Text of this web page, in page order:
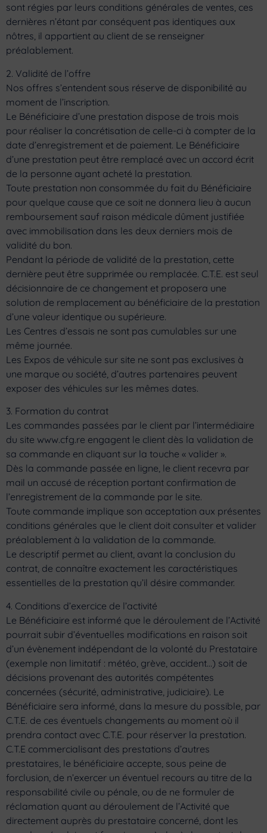
sont régies par leurs conditions générales de ventes, ces
dernières n’étant par conséquent pas identiques aux
nôtres, il appartient au client de se renseigner
préalablement.
2. Validité de l’offre
Nos offres s’entendent sous réserve de disponibilité au
moment de l’inscription.
Le Bénéficiaire d’une prestation dispose de trois mois
pour réaliser la concrétisation de celle-ci à compter de la
date d’enregistrement et de paiement. Le Bénéficiaire
d’une prestation peut être remplacé avec un accord écrit
de la personne ayant acheté la prestation.
Toute prestation non consommée du fait du Bénéficiaire
pour quelque cause que ce soit ne donnera lieu à aucun
remboursement sauf raison médicale dûment justifiée
avec immobilisation dans les deux derniers mois de
validité du bon.
Pendant la période de validité de la prestation, cette
dernière peut être supprimée ou remplacée. C.T.E. est seul
décisionnaire de ce changement et proposera une
solution de remplacement au bénéficiaire de la prestation
d’une valeur identique ou supérieure.
Les Centres d’essais ne sont pas cumulables sur une
même journée.
Les Expos de véhicule sur site ne sont pas exclusives à
une marque ou société, d’autres partenaires peuvent
exposer des véhicules sur les mêmes dates.
3. Formation du contrat
Les commandes passées par le client par l’intermédiaire
du site www.cfg.re engagent le client dès la validation de
sa commande en cliquant sur la touche « valider ».
Dès la commande passée en ligne, le client recevra par
mail un accusé de réception portant confirmation de
l’enregistrement de la commande par le site.
Toute commande implique son acceptation aux présentes
conditions générales que le client doit consulter et valider
préalablement à la validation de la commande.
Le descriptif permet au client, avant la conclusion du
contrat, de connaître exactement les caractéristiques
essentielles de la prestation qu’il désire commander.
4. Conditions d’exercice de l’activité
Le Bénéficiaire est informé que le déroulement de l’Activité
pourrait subir d’éventuelles modifications en raison soit
d’un évènement indépendant de la volonté du Prestataire
(exemple non limitatif : météo, grève, accident…) soit de
décisions provenant des autorités compétentes
concernées (sécurité, administrative, judiciaire). Le
Bénéficiaire sera informé, dans la mesure du possible, par
C.T.E. de ces éventuels changements au moment où il
prendra contact avec C.T.E. pour réserver la prestation.
C.T.E commercialisant des prestations d’autres
prestataires, le bénéficiaire accepte, sous peine de
forclusion, de n’exercer un éventuel recours au titre de la
responsabilité civile ou pénale, ou de ne formuler de
réclamation quant au déroulement de l’Activité que
directement auprès du prestataire concerné, dont les